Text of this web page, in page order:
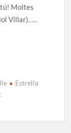
Moltes
Villar). …
Estrella